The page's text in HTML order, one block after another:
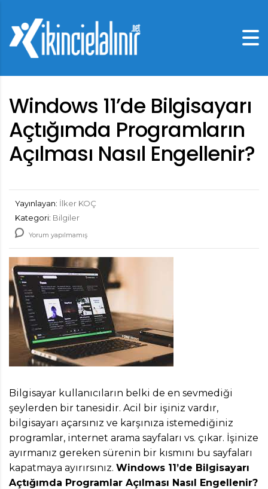
Windows 11’de Bilgisayarı
Açtığımda Programların
Açılması Nasıl Engellenir?
Yayınlayan: İlker KOÇ
Kategori: Bilgiler
Yorum yapılmamış
Bilgisayar kullanıcıların belki de en sevmediği
şeylerden bir tanesidir. Acil bir işiniz vardır,
bilgisayarı açarsınız ve karşınıza istemediğiniz
programlar, internet arama sayfaları vs. çıkar. İşinize
ayırmanız gereken sürenin bir kısmını bu sayfaları
kapatmaya ayırırsınız. Windows 11’de Bilgisayarı
Açtığımda Programlar Açılması Nasıl Engellenir?